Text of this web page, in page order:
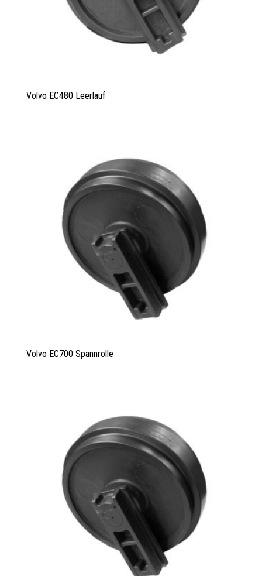
Volvo EC480 Leerlauf
Volvo EC700 Spannrolle